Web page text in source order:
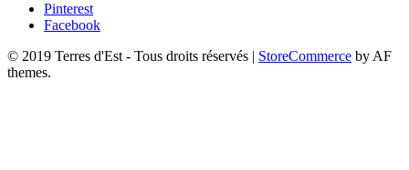
Pinterest
Facebook
© 2019 Terres d'Est - Tous droits réservés
StoreCommerce by AF
themes.